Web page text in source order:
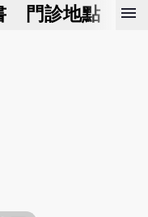
門診地點 預
menu